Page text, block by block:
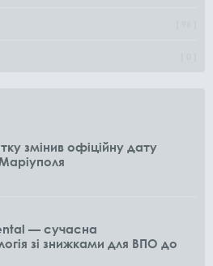
змінив офіційну дату
— сучасна
зі знижками для ВПО до